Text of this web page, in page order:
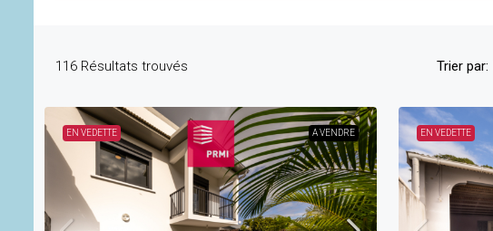
116 Résultats trouvés Trier par:
EN VEDETTE A VENDRE EN VEDETTE